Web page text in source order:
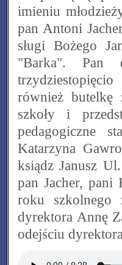
imieniu
pan Antoni
sługi Bożego
"Barka". Pan
również butelkę
szkoły i
pedagogiczne
Katarzyna
ksiądz Janusz
pan Jacher, pani
roku szkolnego
dyrektora Annę
odejściu